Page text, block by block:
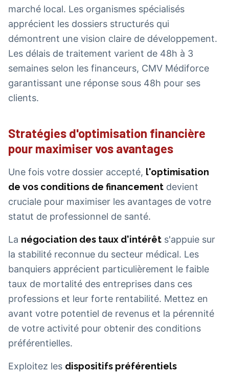
marché local. Les organismes spécialisés
apprécient les dossiers structurés qui
démontrent une vision claire de développement.
Les délais de traitement varient de 48h à 3
semaines selon les financeurs, CMV Médiforce
garantissant une réponse sous 48h pour ses
clients.
Stratégies d'optimisation financière
pour maximiser vos avantages
Une fois votre dossier accepté, l'optimisation
de vos conditions de financement devient
cruciale pour maximiser les avantages de votre
statut de professionnel de santé.
La négociation des taux d'intérêt s'appuie sur
la stabilité reconnue du secteur médical. Les
banquiers apprécient particulièrement le faible
taux de mortalité des entreprises dans ces
professions et leur forte rentabilité. Mettez en
avant votre potentiel de revenus et la pérennité
de votre activité pour obtenir des conditions
préférentielles.
Exploitez les dispositifs préférentiels